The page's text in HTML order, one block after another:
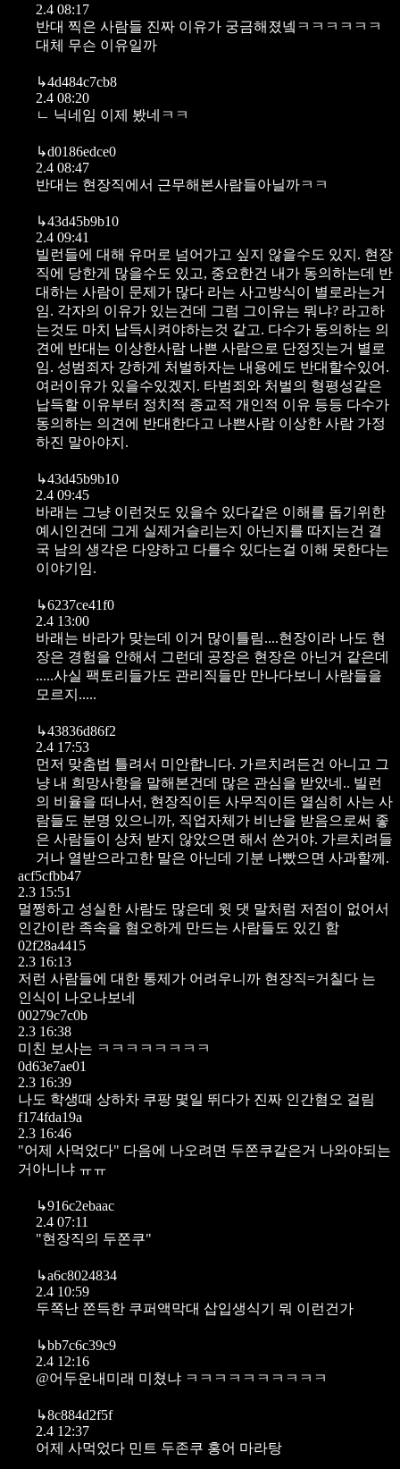
2.4 08:17
반대 찍은 사람들 진짜 이유가 궁금해졌넼ㅋㅋㅋㅋㅋㅋ
대체 무슨 이유일까
↳4d484c7cb8
2.4 08:20
ㄴ 닉네임 이제 봤네ㅋㅋ
↳d0186edce0
2.4 08:47
반대는 현장직에서 근무해본사람들아닐까ㅋㅋ
↳43d45b9b10
2.4 09:41
빌런들에 대해 유머로 넘어가고 싶지 않을수도 있지. 현장
직에 당한게 많을수도 있고, 중요한건 내가 동의하는데 반
대하는 사람이 문제가 많다 라는 사고방식이 별로라는거
임. 각자의 이유가 있는건데 그럼 그이유는 뭐냐? 라고하
는것도 마치 납득시켜야하는것 같고. 다수가 동의하는 의
견에 반대는 이상한사람 나쁜 사람으로 단정짓는거 별로
임. 성범죄자 강하게 처벌하자는 내용에도 반대할수있어.
여러이유가 있을수있겠지. 타범죄와 처벌의 형평성같은
납득할 이유부터 정치적 종교적 개인적 이유 등등 다수가
동의하는 의견에 반대한다고 나쁜사람 이상한 사람 가정
하진 말아야지.
↳43d45b9b10
2.4 09:45
바래는 그냥 이런것도 있을수 있다같은 이해를 돕기위한
예시인건데 그게 실제거슬리는지 아닌지를 따지는건 결
국 남의 생각은 다양하고 다를수 있다는걸 이해 못한다는
이야기임.
↳6237ce41f0
2.4 13:00
바래는 바라가 맞는데 이거 많이틀림....현장이라 나도 현
장은 경험을 안해서 그런데 공장은 현장은 아닌거 같은데
.....사실 팩토리들가도 관리직들만 만나다보니 사람들을
모르지.....
↳43836d86f2
2.4 17:53
먼저 맞춤법 틀려서 미안합니다. 가르치려든건 아니고 그
냥 내 희망사항을 말해본건데 많은 관심을 받았네.. 빌런
의 비율을 떠나서, 현장직이든 사무직이든 열심히 사는 사
람들도 분명 있으니까, 직업자체가 비난을 받음으로써 좋
은 사람들이 상처 받지 않았으면 해서 쓴거야. 가르치려들
거나 열받으라고한 말은 아닌데 기분 나빴으면 사과할께.
acf5cfbb47
2.3 15:51
멀쩡하고 성실한 사람도 많은데 윗 댓 말처럼 저점이 없어서
인간이란 족속을 혐오하게 만드는 사람들도 있긴 함
02f28a4415
2.3 16:13
저런 사람들에 대한 통제가 어려우니까 현장직=거칠다 는
인식이 나오나보네
00279c7c0b
2.3 16:38
미친 보사는 ㅋㅋㅋㅋㅋㅋㅋㅋ
0d63e7ae01
2.3 16:39
나도 학생때 상하차 쿠팡 몇일 뛰다가 진짜 인간혐오 걸림
f174fda19a
2.3 16:46
"어제 사먹었다" 다음에 나오려면 두쫀쿠같은거 나와야되는
거아니냐 ㅠㅠ
↳916c2ebaac
2.4 07:11
"현장직의 두쫀쿠"
↳a6c8024834
2.4 10:59
두쪽난 쫀득한 쿠퍼액막대 삽입생식기 뭐 이런건가
↳bb7c6c39c9
2.4 12:16
@어두운내미래 미쳤냐 ㅋㅋㅋㅋㅋㅋㅋㅋㅋㅋ
↳8c884d2f5f
2.4 12:37
어제 사먹었다 민트 두존쿠 홍어 마라탕